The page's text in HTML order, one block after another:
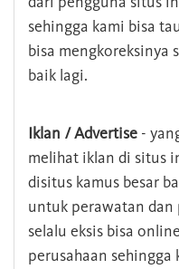
sehingga kami bisa
bisa mengkoreksinya
baik lagi.
Iklan / Advertise -
melihat iklan di situs
disitus kamus besar
untuk perawatan
selalu eksis bisa
perusahaan